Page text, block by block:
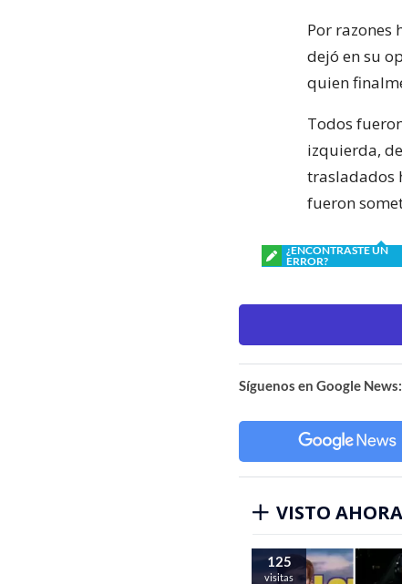
Por razones
dejó en su
quien
Todos
izquierda,
trasladados
fueron
¿ENCONTRASTE UN
ERROR?
Síguenos en Google News:
VISTO AHORA
125
visitas